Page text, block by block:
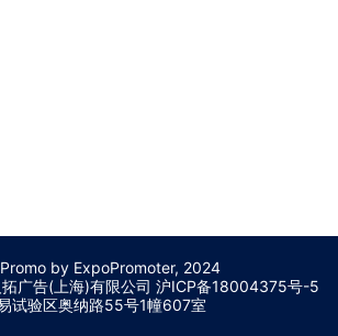
by ExpoPromoter, 2024
广告(上海)有限公司 沪ICP备18004375号-5
试验区奥纳路55号1幢607室